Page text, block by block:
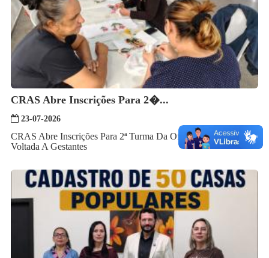
CRAS Abre Inscrições Para 2�...
23-07-2026
CRAS Abre Inscrições Para 2ª Turma Da Oficina De Bordados
Voltada A Gestantes